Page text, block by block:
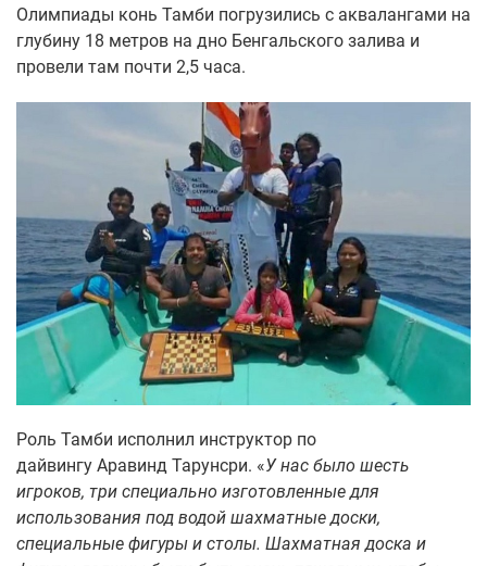
Олимпиады конь Тамби погрузились с аквалангами на
глубину 18 метров на дно Бенгальского залива и
провели там почти 2,5 часа.
Роль Тамби исполнил инструктор по
дайвингу Аравинд Тарунсри. «У нас было шесть
игроков, три специально изготовленные для
использования под водой шахматные доски,
специальные фигуры и столы. Шахматная доска и